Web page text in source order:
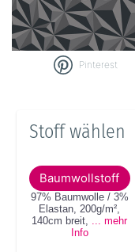
Pinterest
Stoff wählen
Baumwollstoff
97% Baumwolle / 3%
Elastan 200g/m²
140cm breit
... mehr
Info